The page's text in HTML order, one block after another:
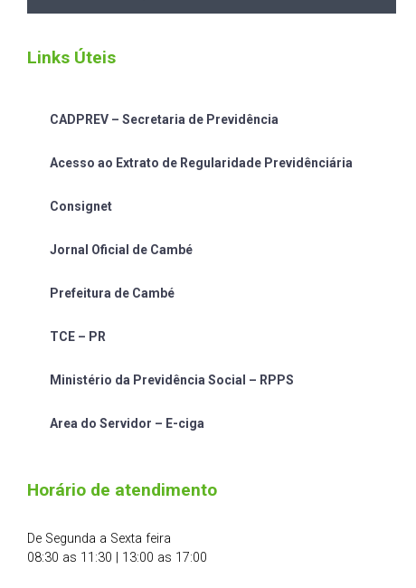
Links Úteis
CADPREV – Secretaria de Previdência
Acesso ao Extrato de Regularidade Previdênciária
Consignet
Jornal Oficial de Cambé
Prefeitura de Cambé
TCE – PR
Ministério da Previdência Social – RPPS
Area do Servidor – E-ciga
Horário de atendimento
De Segunda a Sexta feira
08:30 as 11:30 | 13:00 as 17:00